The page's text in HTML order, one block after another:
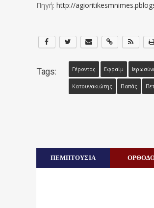
Πηγή: http://
Tags: Γέροντας Εφραίμ
Κατουνακιώτης Παπάς
ΠΕΜΠΤΟΥΣΙΑ